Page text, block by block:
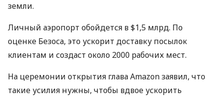
земли.
Личный аэропорт обойдется в $1,5 млрд. По
оценке Безоса, это ускорит доставку посылок
клиентам и создаст около 2000 рабочих мест.
На церемонии открытия глава Amazon заявил, что
такие усилия нужны, чтобы вдвое ускорить